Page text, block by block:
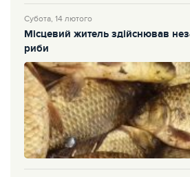
Субота, 14 лютого
Місцевий житель здійснював
риби